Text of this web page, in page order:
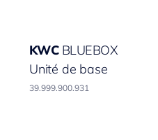
KWC BLUEBOX
Unité de base
39.999.900.931